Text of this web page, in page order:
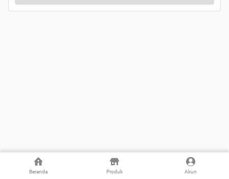
Beranda Produk Akun